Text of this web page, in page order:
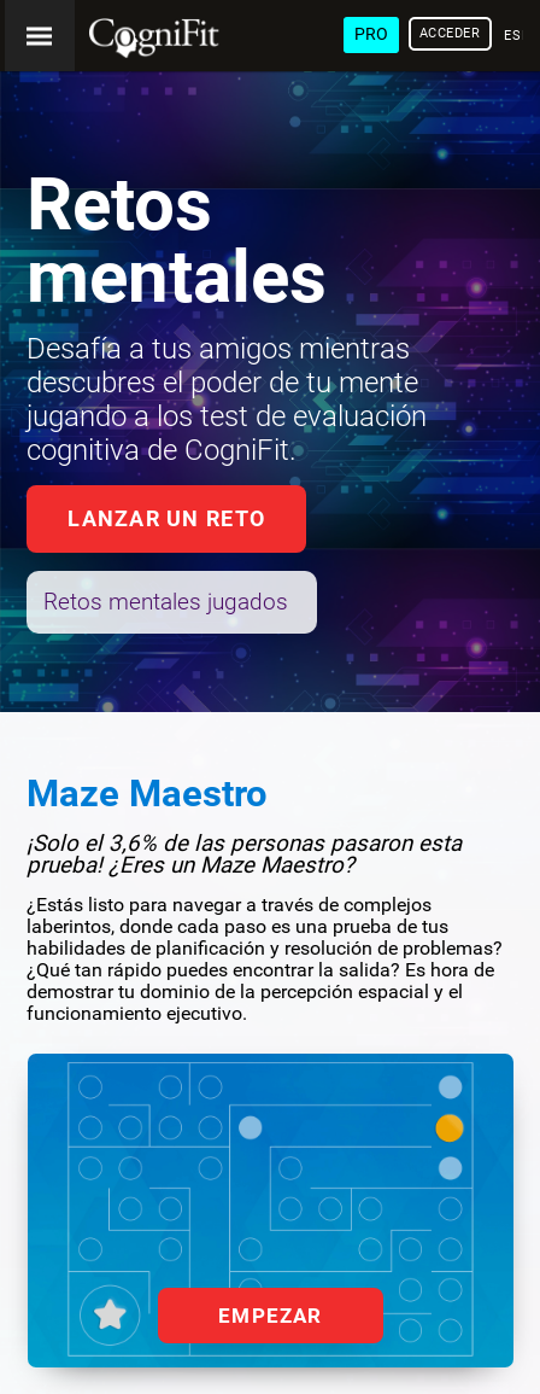
PRO ACCEDER
Retos
mentales
Desafía a tus amigos mientras
descubres el poder de tu mente
jugando a los test de evaluación
cognitiva de CogniFit.
LANZAR UN RETO
Retos mentales jugados
Maze Maestro
¡Solo el 3,6% de las personas pasaron esta
prueba! ¿Eres un Maze Maestro?
¿Estás listo para navegar a través de complejos
laberintos, donde cada paso es una prueba de tus
habilidades de planificación y resolución de problemas?
¿Qué tan rápido puedes encontrar la salida? Es hora de
demostrar tu dominio de la percepción espacial y el
funcionamiento ejecutivo.
EMPEZAR